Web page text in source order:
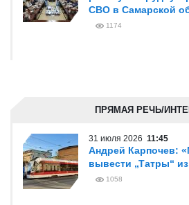
СВО в Самарской
1174
ПРЯМАЯ РЕЧЬ/
31 июля 2026 11:45
Андрей Карпочев:
вывести „Татры“
1058